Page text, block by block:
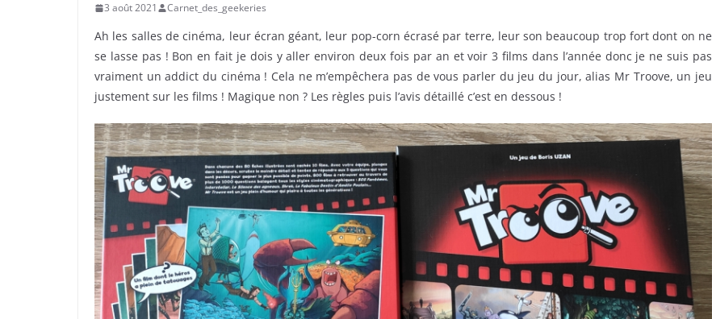
3 août 2021 Carnet_des_geekeries
Ah les salles de cinéma, leur écran géant, leur pop-corn écrasé par terre, leur son beaucoup trop fort dont on ne
se lasse pas ! Bon en fait je dois y aller environ deux fois par an et voir 3 films dans l’année donc je ne suis pas
vraiment un addict du cinéma ! Cela ne m’empêchera pas de vous parler du jeu du jour, alias Mr Troove, un jeu
justement sur les films ! Magique non ? Les règles puis l’avis détaillé c’est en dessous !